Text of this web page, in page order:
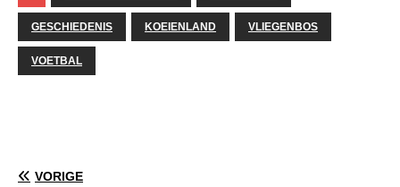
GESCHIEDENIS KOEIENLAND VLIEGENBOS
VOETBAL
VORIGE